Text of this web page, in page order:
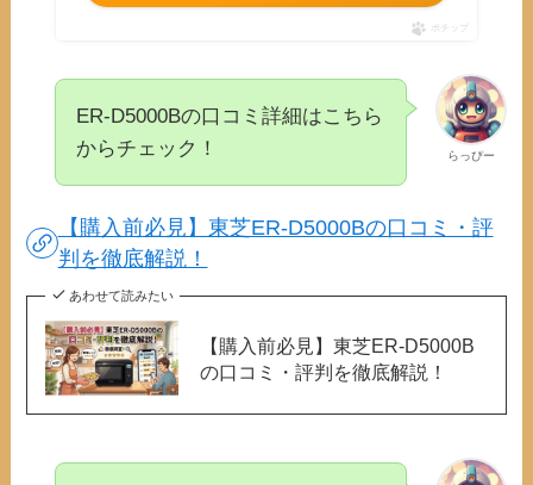
ポチップ
らっぴー
ER-D5000Bの口コミ詳細はこちら
からチェック！
【購入前必見】東芝ER-D5000Bの口コミ・評
判を徹底解説！
あわせて読みたい
【購入前必見】東芝ER-D5000B
の口コミ・評判を徹底解説！